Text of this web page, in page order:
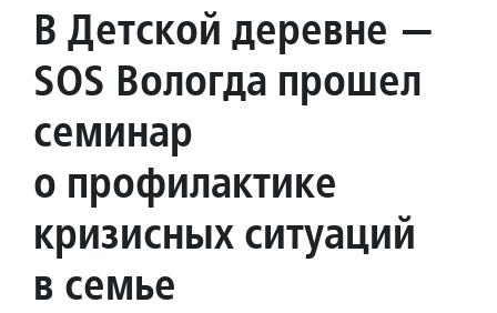
В Детской деревне —
SOS Вологда прошел
семинар
о профилактике
кризисных ситуаций
в семье